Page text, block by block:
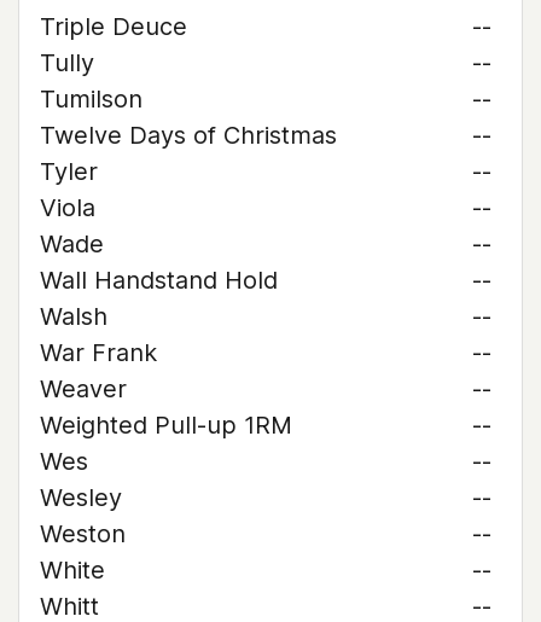
Triple Deuce
--
Tully
--
Tumilson
--
Twelve Days of Christmas
--
Tyler
--
Viola
--
Wade
--
Wall Handstand Hold
--
Walsh
--
War Frank
--
Weaver
--
Weighted Pull-up 1RM
--
Wes
--
Wesley
--
Weston
--
White
--
Whitt
--